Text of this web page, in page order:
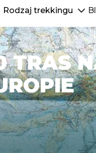
Rodzaj trekkingu
TRAS